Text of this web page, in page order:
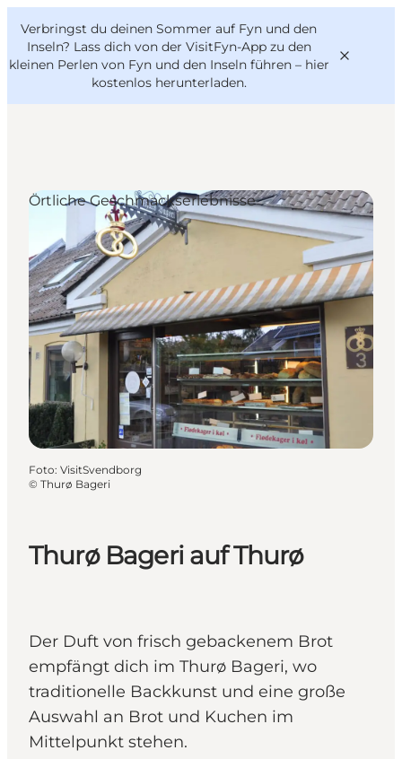
Verbringst du deinen Sommer auf Fyn und den
Inseln? Lass dich von der VisitFyn-App zu den
kleinen Perlen von Fyn und den Inseln führen – hier
kostenlos herunterladen.
Reise Ideen
Outdoor & bike
Essen & trinken
Übernachtung
VisitFyn
Deutsch
Thurø Bageri auf Thurø
Der Duft von frisch gebackenem Brot
empfängt dich im Thurø Bageri, wo
traditionelle Backkunst und eine große
Auswahl an Brot und Kuchen im
Mittelpunkt stehen.
Örtliche Geschmackserlebnisse
Foto: VisitSvendborg
© Thurø Bageri